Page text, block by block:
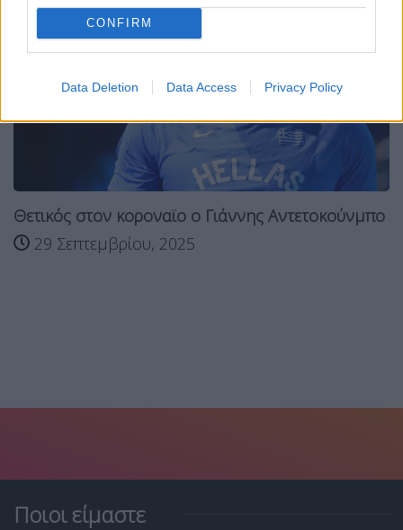
CONFIRM
Data Deletion Data Access Privacy Policy
Θετικός στον κοροναϊο ο Γιάννης Αντετοκούνμπο
29 Σεπτεμβρίου, 2025
Ποιοι είμαστε